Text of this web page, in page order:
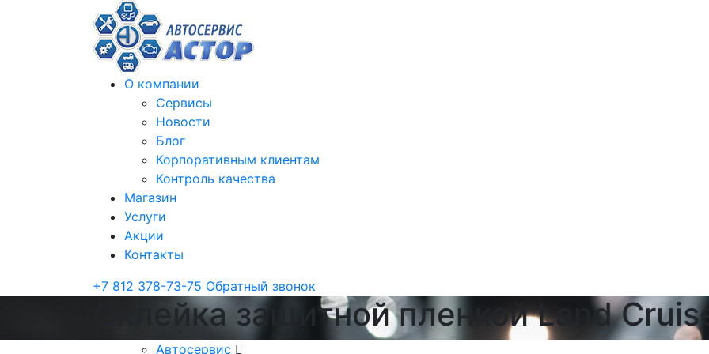
О компании
Сервисы
Новости
Блог
Корпоративным клиентам
Контроль качества
Магазин
Услуги
Акции
Контакты
+7 812 378-73-75 Обратный звонок
Оклейка защитной пленкой Land
Автосервис